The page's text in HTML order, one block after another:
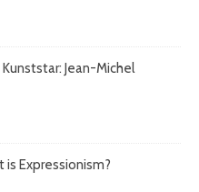
Jean-Michel
Expressionism?